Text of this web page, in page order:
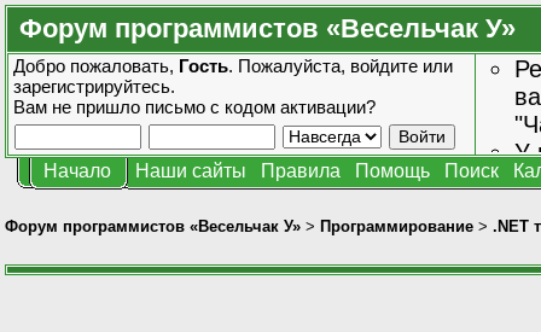
Форум программистов «Весельчак У»
Добро пожаловать, Гость. Пожалуйста, войдите или
зарегистрируйтесь.
Вам не пришло письмо с кодом активации?
У
Начало Наши сайты Правила Помощь Поиск
Форум программистов «Весельчак У» > Программирование > .NET